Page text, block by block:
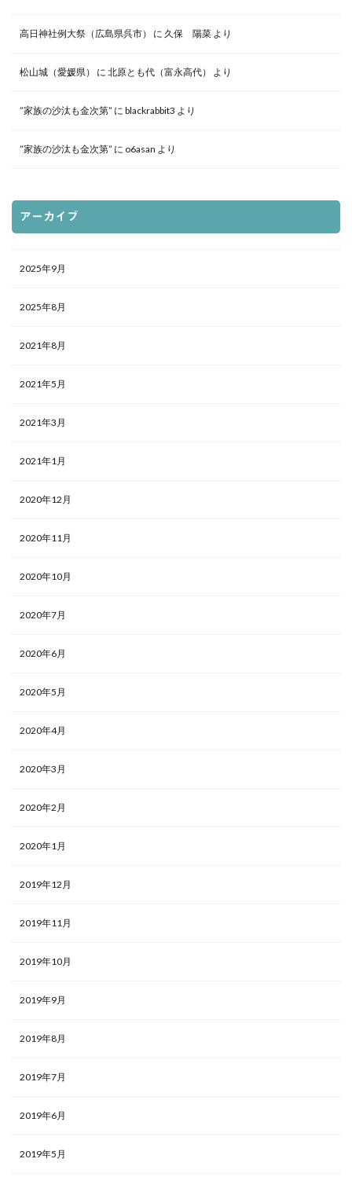
高日神社例大祭（広島県呉市） に 久保 陽菜 より
松山城（愛媛県） に 北原とも代（富永高代） より
”家族の沙汰も金次第” に blackrabbit3 より
”家族の沙汰も金次第” に o6asan より
アーカイブ
2025年9月
2025年8月
2021年8月
2021年5月
2021年3月
2021年1月
2020年12月
2020年11月
2020年10月
2020年7月
2020年6月
2020年5月
2020年4月
2020年3月
2020年2月
2020年1月
2019年12月
2019年11月
2019年10月
2019年9月
2019年8月
2019年7月
2019年6月
2019年5月